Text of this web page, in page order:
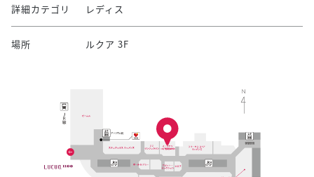
詳細カテゴリ レディス
場所 ルクア 3F